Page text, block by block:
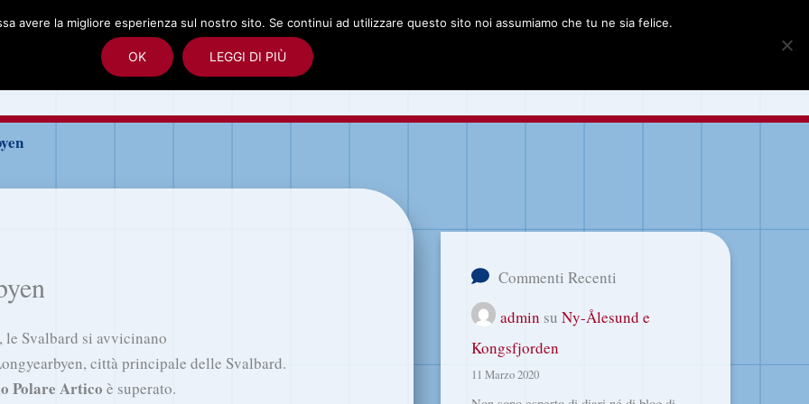
Spedizione polare alle Svalbard
Svalbard si avvicinano
città principale delle Svalbard.
Polare Artico è superato.
Commenti Recenti
admin suNy-Ålesund e
Kongsfjorden
11 Marzo 2020
avere la migliore esperienza sul nostro sito. Se continui ad utilizzare questo sito noi assumiamo che tu ne sia felice.
OK LEGGI DI PIÙ